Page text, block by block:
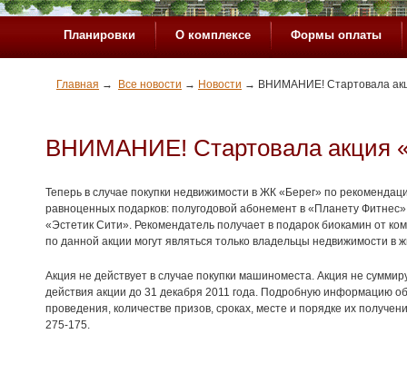
Планировки О комплексе Формы оплаты
Главная → Все новости → Новости → ВНИМАНИЕ! Стартовала
ВНИМАНИЕ! Стартовала акция
Теперь в случае покупки недвижимости в ЖК «Берег» по
равноценных подарков: полугодовой абонемент в «Планету
«Эстетик Сити». Рекомендатель получает в подарок биокамин от
по данной акции могут являться только владельцы недвижимости в
Акция не действует в случае покупки машиноместа. Акция не
действия акции до 31 декабря 2011 года. Подробную информацию
проведения, количестве призов, сроках, месте и порядке их
275-175.